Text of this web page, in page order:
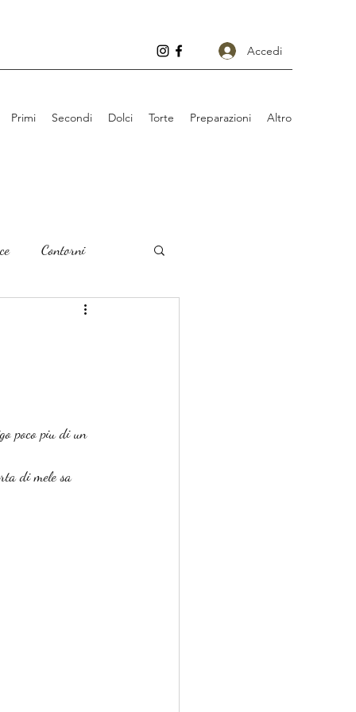
Accedi
Primi Secondi Dolci Torte Preparazioni Altro
Contorni
poco piu di un
di mele sa